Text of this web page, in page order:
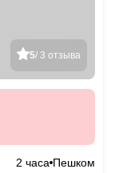
5/ 3 отзыва
2 часа Пешком